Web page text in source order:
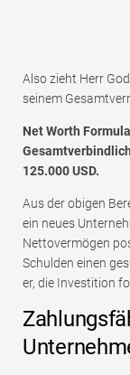
Also zieht Herr
seinem
Net Worth
125.000 USD.
Aus der obigen
ein neues
Nettovermögen
Schulden einen
er, die Investition